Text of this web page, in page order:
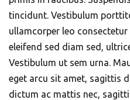
tincidunt. Vestibulum
ullamcorper leo consectetur
eleifend sed diam sed,
Vestibulum ut sem urna.
eget arcu sit amet, sagittis
dictum ac mattis nec,